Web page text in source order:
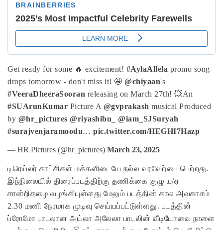
Get ready for some 🔥 excitement! #AylaAllela promo song
drops tomorrow - don't miss it! 🤩 @chiyaan's
#VeeraDheeraSooran releasing on March 27th! 💥An
#SUArunKumar Picture A @gvprakash musical Produced
by @hr_pictures @riyashibu_
@iam_SJSuryah
#surajvenjaramoodu… pic.twitter.com/HEGHI7Hazp
— HR Pictures (@hr_pictures) March 23, 2025
டிரெய்லர் காட்சிகள் மக்களிடையே நல்ல வரவேற்பை பெற்றது.
இந்நிலையில் திரைப்படத்திற்கு தணிக்கை குழு யு/ஏ
சான்றிதழை வழங்கியுள்ளது மேலும் படத்தின் கால அவகாசம்
2.30 மணி நேரமாக முடிவு செய்யப்பட்டுள்ளது. படத்தின்
ப்ரோமோ பாடலான அய்லா அலேலா பாடலின் வீடியோவை நாளை